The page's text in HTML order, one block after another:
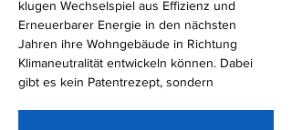
klugen Wechselspiel aus Effizienz und
Erneuerbarer Energie in den nächsten
Jahren ihre Wohngebäude in Richtung
Klimaneutralität entwickeln können. Dabei
gibt es kein Patentrezept, sondern